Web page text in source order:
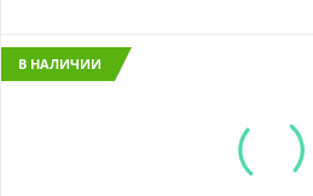
В НАЛИЧИИ